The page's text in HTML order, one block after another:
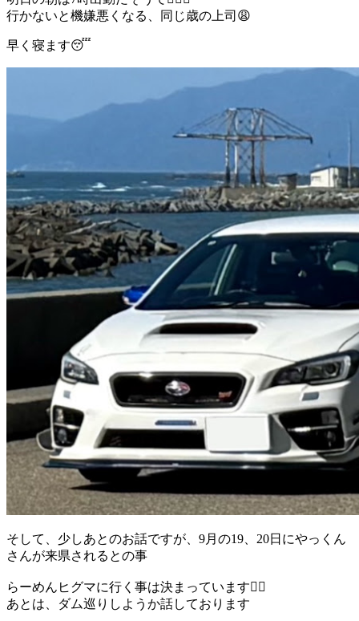
行かないと機嫌悪くなる、同じ歳の上司😩
早く寝ます😴
そして、少しあとのお話ですが、9月の19、20日にやっくん
さんが来県されるとの事
らーめんヒグマに行く事は決まっています☝🏻
あとは、ダム巡りしようか話しております